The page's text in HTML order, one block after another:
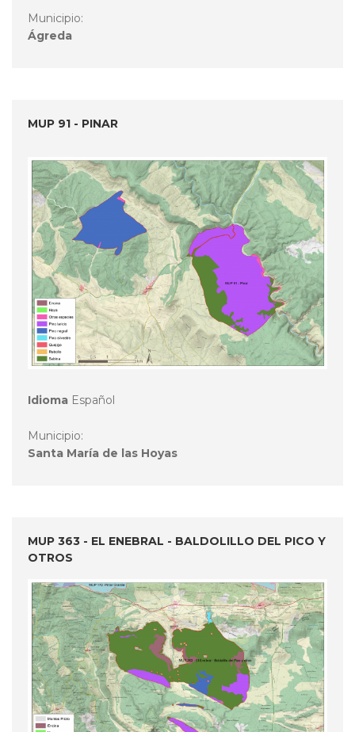
Municipio:
Ágreda
MUP 91 - PINAR
Idioma Español
Municipio:
Santa María de las Hoyas
MUP 363 - EL ENEBRAL - BALDOLILLO DEL PICO Y
OTROS